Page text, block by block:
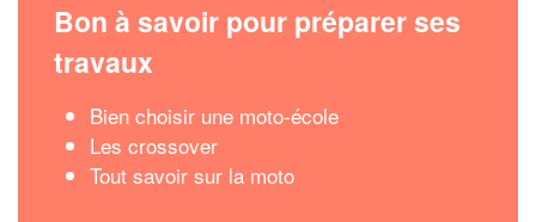
Bon à savoir pour préparer ses
travaux
Bien choisir une moto-école
Les crossover
Tout savoir sur la moto